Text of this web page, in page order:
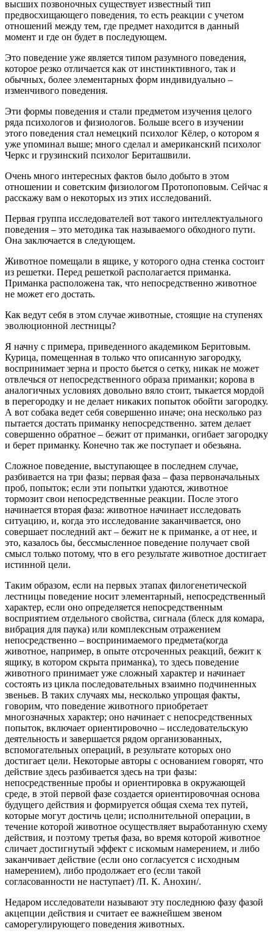
высших позвоночных существует известный тип
предвосхищающего поведения, то есть реакции с учетом
отношений между тем, где предмет находится в данный
момент и где он будет в последующем.
Это поведение уже является типом разумного поведения,
которое резко отличается как от инстинктивного, так и
обычных, более элементарных форм индивидуально –
изменчивого поведения.
Эти формы поведения и стали предметом изучения целого
ряда психологов и физиологов. Больше всего в изучении
этого поведения стал немецкий психолог Кёлер, о котором я
уже упоминал выше; много сделал и американский психолог
Черкс и грузинский психолог Бериташвили.
Очень много интересных фактов было добыто в этом
отношении и советским физиологом Протопоповым. Сейчас я
расскажу вам о некоторых из этих исследований.
Первая группа исследователей вот такого интеллектуального
поведения – это методика так называемого обходного пути.
Она заключается в следующем.
Животное помещали в ящике, у которого одна стенка состоит
из решетки. Перед решеткой располагается приманка.
Приманка расположена так, что непосредственно животное
не может его достать.
Как ведут себя в этом случае животные, стоящие на ступенях
эволюционной лестницы?
Я начну с примера, приведенного академиком Беритовым.
Курица, помещенная в только что описанную загородку,
воспринимает зерна и просто бьется о сетку, никак не может
отвлечься от непосредственного образа приманки; корова в
аналогичных условиях довольно вяло стоит, тыкается мордой
в перегородку и не делает никаких попыток обойти загородку.
А вот собака ведет себя совершенно иначе; она несколько раз
пытается достать приманку непосредственно. затем делает
совершенно обратное – бежит от приманки, огибает загородку
и берет приманку. Конечно так же поступает и обезьяна.
Сложное поведение, выступающее в последнем случае,
разбивается на три фазы; первая фаза – фаза первоначальных
проб, попыток; если эти попытки удаются, животное
тормозит свои непосредственные реакции. После этого
начинается вторая фаза: животное начинает исследовать
ситуацию, и, когда это исследование заканчивается, оно
совершает последний акт – бежит не к приманке, а от нее, и
это, казалось бы, бессмысленное поведение получает свой
смысл только потому, что в его результате животное достигает
истинной цели.
Таким образом, если на первых этапах филогенетической
лестницы поведение носит элементарный, непосредственный
характер, если оно определяется непосредственным
восприятием отдельного свойства, сигнала (блеск для комара,
вибрация для паука) или комплексным отражением
непосредственно – воспринимаемого предмета(когда
животное, например, в опыте отсроченных реакций, бежит к
ящику, в котором скрыта приманка), то здесь поведение
животного принимает уже сложный характер и начинает
состоять из цикла последовательных взаимно подчиненных
звеньев. В таких случаях мы, несколько упрощая факты,
говорим, что поведение животного приобретает
многозначных характер; оно начинает с непосредственных
попыток, включает ориентировочно – исследовательскую
деятельность и завершается рядом организованных,
вспомогательных операций, в результате которых оно
достигает цели. Некоторые авторы с основанием говорят, что
действие здесь разбивается здесь на три фазы:
непосредственные пробы и ориентировка в окружающей
среде, в этой первой фазе создается ориентировочная основа
будущего действия и формируется общая схема тех путей,
которые могут достичь цели; исполнительной операции, в
течение которой животное осуществляет выработанную схему
действия, и поэтому третья фаза, во время которой животное
сличает достигнутый эффект с искомым намерением, и либо
заканчивает действие (если оно согласуется с исходным
намерением), либо продолжает его (если такой
согласованности не наступает) /П. К. Анохин/.
Недаром исследователи называют эту последнюю фазу фазой
акцепции действия и считает ее важнейшем звеном
саморегулирующего поведения животных.